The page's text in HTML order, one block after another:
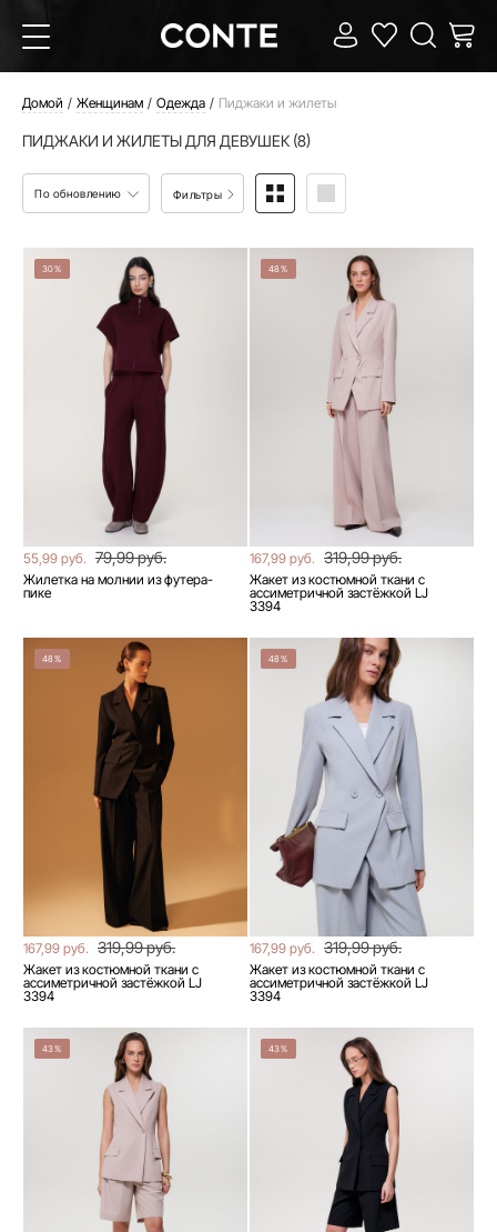
Домой Женщинам Одежда Пиджаки и жилеты
ПИДЖАКИ И ЖИЛЕТЫ ДЛЯ ДЕВУШЕК (8)
По обновлению Фильтры
30%
55,99 руб. 79,99 руб.
Жилетка на молнии из футера-
пике
48%
167,99 руб. 319,99 руб.
Жакет из костюмной ткани с
ассиметричной застёжкой LJ
3394
48%
167,99 руб. 319,99 руб.
Жакет из костюмной ткани с
ассиметричной застёжкой LJ
3394
48%
167,99 руб. 319,99 руб.
Жакет из костюмной ткани с
ассиметричной застёжкой LJ
3394
43% 43%